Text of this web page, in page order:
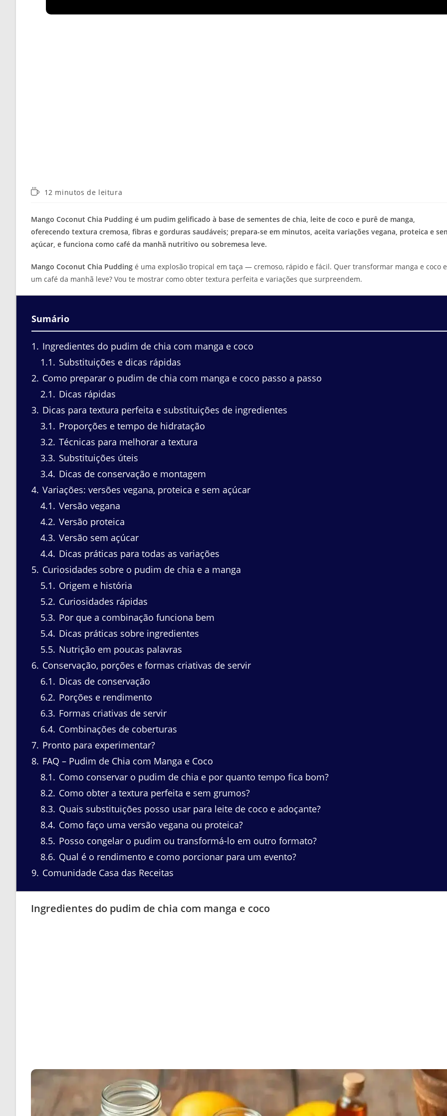
Tempo12 minutos de leitura
Mango Coconut Chia Pudding é um pudim gelificado à base de sementes de chia, leite de coco e purê de manga,
oferecendo textura cremosa, fibras e gorduras saudáveis; prepara-se em minutos, aceita variações vegana, proteica e
açúcar, e funciona como café da manhã nutritivo ou sobremesa leve.
Mango Coconut Chia Pudding é uma explosão tropical em taça — cremoso, rápido e fácil. Quer transformar manga e coco
um café da manhã leve? Vou te mostrar como obter textura perfeita e variações que surpreendem.
Sumário
1
Ingredientes do pudim de chia com manga e coco
1.1
Substituições e dicas rápidas
2 Como preparar o pudim de chia com manga e coco passo a passo
2.1
Dicas rápidas
3 Dicas para textura perfeita e substituições de ingredientes
3.1
Proporções e tempo de hidratação
3.2 Técnicas para melhorar a textura
3.3 Substituições úteis
3.4 Dicas de conservação e montagem
4 Variações: versões vegana, proteica e sem açúcar
4.1
Versão vegana
4.2 Versão proteica
4.3 Versão sem açúcar
4.4 Dicas práticas para todas as variações
5 Curiosidades sobre o pudim de chia e a manga
5.1
Origem e história
5.2 Curiosidades rápidas
5.3 Por que a combinação funciona bem
5.4 Dicas práticas sobre ingredientes
5.5 Nutrição em poucas palavras
6 Conservação, porções e formas criativas de servir
6.1
Dicas de conservação
6.2 Porções e rendimento
6.3 Formas criativas de servir
6.4 Combinações de coberturas
7 Pronto para experimentar?
8 FAQ – Pudim de Chia com Manga e Coco
8.1
Como conservar o pudim de chia e por quanto tempo fica bom?
8.2 Como obter a textura perfeita e sem grumos?
8.3 Quais substituições posso usar para leite de coco e adoçante?
8.4 Como faço uma versão vegana ou proteica?
8.5 Posso congelar o pudim ou transformá-lo em outro formato?
8.6 Qual é o rendimento e como porcionar para um evento?
9 Comunidade Casa das Receitas
Ingredientes do pudim de chia com manga e coco